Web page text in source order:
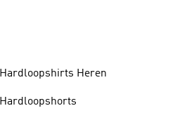
Hardloopshirts Heren
Hardloopshorts